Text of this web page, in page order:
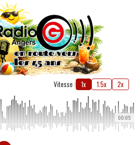
Vitesse : 1x 1.5x 2x
00:05